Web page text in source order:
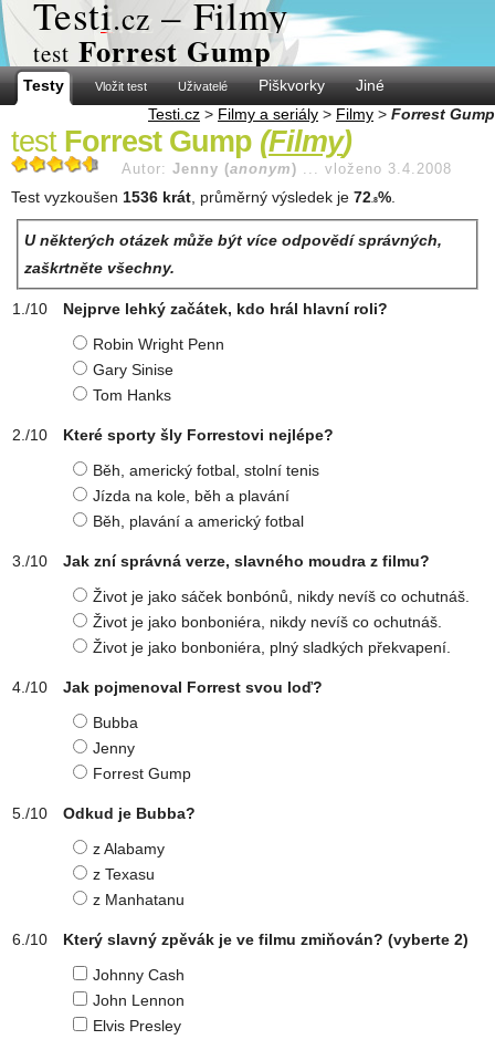
Testi.cz – Filmy
test Forrest Gump
Testy Vložit test Uživatelé Piškvorky
Jiné
Testi.cz > Filmy a seriály > Filmy > Forrest Gump
test Forrest Gump (Filmy)
Autor: Jenny (anonym ) ... vloženo 3.4.2008
Test vyzkoušen 1536 krát , průměrný výsledek je 72 .8%
U některých otázek může být více odpovědí správných,
zaškrtněte všechny.
Nejprve lehký začátek, kdo hrál hlavní roli?
Robin Wright Penn
Gary Sinise
Tom Hanks
Které sporty šly Forrestovi nejlépe?
Běh, americký fotbal, stolní tenis
Jízda na kole, běh a plavání
Běh, plavání a americký fotbal
Jak zní správná verze, slavného moudra z filmu?
Život je jako sáček bonbónů, nikdy nevíš co ochutnáš.
Život je jako bonboniéra, nikdy nevíš co ochutnáš.
Život je jako bonboniéra, plný sladkých překvapení.
Jak pojmenoval Forrest svou loď?
Bubba
Jenny
Forrest Gump
Odkud je Bubba?
z Alabamy
z Texasu
z Manhatanu
Který slavný zpěvák je ve filmu zmiňován? (vyberte 2)
Johnny Cash
John Lennon
Elvis Presley